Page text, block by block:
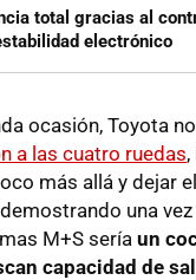
total gracias al
electrónico
ocasión, Toyota
a las cuatro ruedas
más allá y dejar
una
M+S sería un
capacidad de